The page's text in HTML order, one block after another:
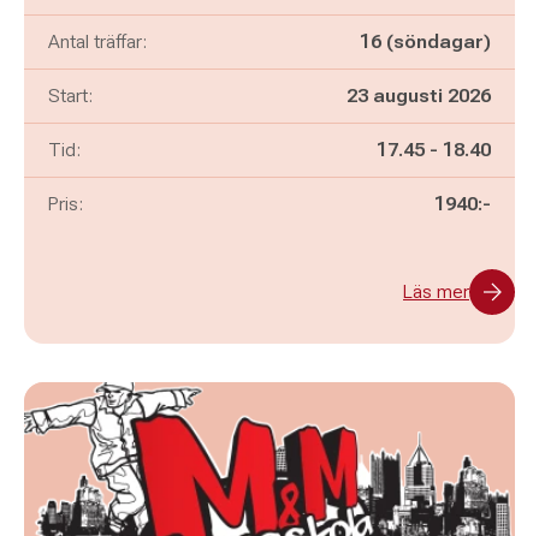
Antal träffar: 16 (söndagar)
Start: 23 augusti 2026
Tid: Pågår mellan
17.45 - och
18.40
Pris: 1940:-
Läs mer